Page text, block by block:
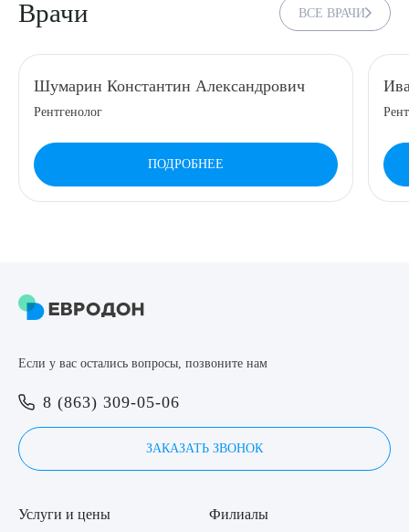
ЗАКАЗАТЬ ЗВОНОК
ЗАПИСЬ ОНЛАЙН
Врачи ВСЕ ВРАЧИ
Шумарин Константин Александрович
Рентгенолог
ПОДРОБНЕЕ
Если у вас остались вопросы, позвоните нам
8 (863) 309-05-06
ЗАКАЗАТЬ ЗВОНОК
Услуги и цены Филиалы
ОТПРАВИТЬ
Я даю согласие наобработку персональных данных